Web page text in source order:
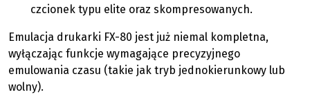
czcionek typu elite oraz skompresowanych.
Emulacja drukarki FX-80 jest już niemal kompletna,
wyłączając funkcje wymagające precyzyjnego
emulowania czasu (takie jak tryb jednokierunkowy lub
wolny).